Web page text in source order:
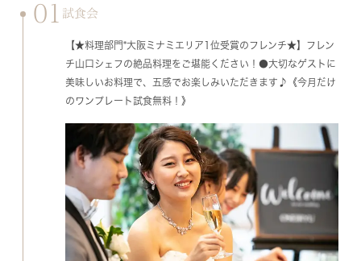
01 試食会
【★料理部門*大阪ミナミエリア1位受賞のフレンチ★】フレン
チ山口シェフの絶品料理をご堪能ください！●大切なゲストに
美味しいお料理で、五感でお楽しみいただきます♪《今月だけ
のワンプレート試食無料！》